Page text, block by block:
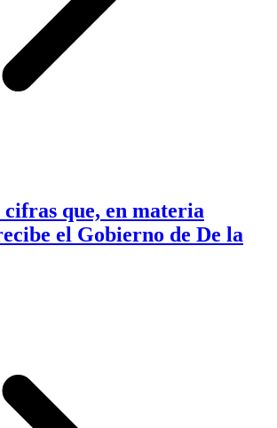
cifras que, en materia
el Gobierno de De la